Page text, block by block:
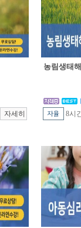
농림생태
8시